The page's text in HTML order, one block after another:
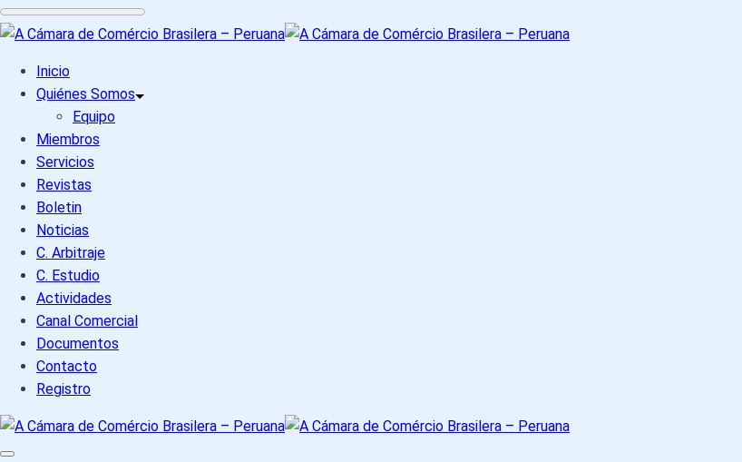
Inicio
Quiénes Somos
Equipo
Miembros
Servicios
Revistas
Boletin
Noticias
C. Arbitraje
C. Estudio
Actividades
Canal Comercial
Documentos
Contacto
Registro